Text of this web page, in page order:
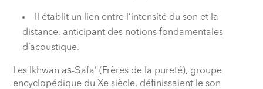
Il établit un lien entre l’intensité du son et la
distance, anticipant des notions fondamentales
d’acoustique.
Les Ikhwān aṣ-Ṣafā’ (Frères de la pureté), groupe
encyclopédique du Xe siècle, définissaient le son